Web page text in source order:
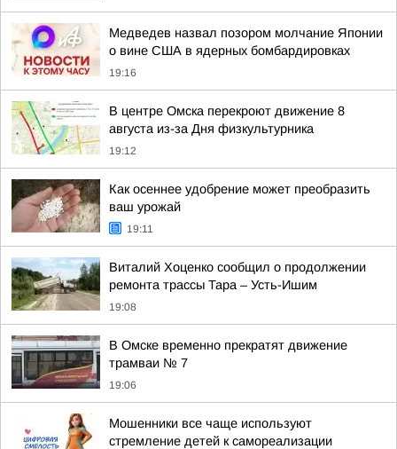
Медведев назвал позором молчание Японии
о вине США в ядерных бомбардировках
19:16
В центре Омска перекроют движение 8
августа из-за Дня физкультурника
19:12
Как осеннее удобрение может преобразить
ваш урожай
19:11
Виталий Хоценко сообщил о продолжении
ремонта трассы Тара – Усть-Ишим
19:08
В Омске временно прекратят движение
трамваи № 7
19:06
Мошенники все чаще используют
стремление детей к самореализации